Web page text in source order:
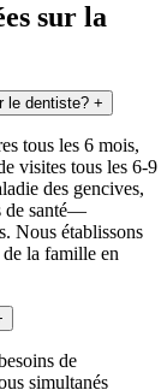
sur la
le dentiste? +
tous les 6 mois,
visites tous les 6-9
des gencives,
de santé—
Nous établissons
la famille en
de
simultanés